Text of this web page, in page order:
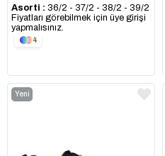
Asorti : 36/2 - 37/2 - 38/2 - 39/2
Fiyatları görebilmek için üye girişi
yapmalısınız.
4
Yeni